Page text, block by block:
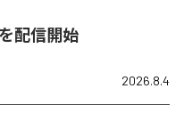
配信開始
2026.8.4